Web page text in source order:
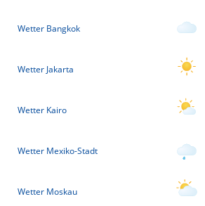
Wetter Bangkok
Wetter Jakarta
Wetter Kairo
Wetter Mexiko-Stadt
Wetter Moskau